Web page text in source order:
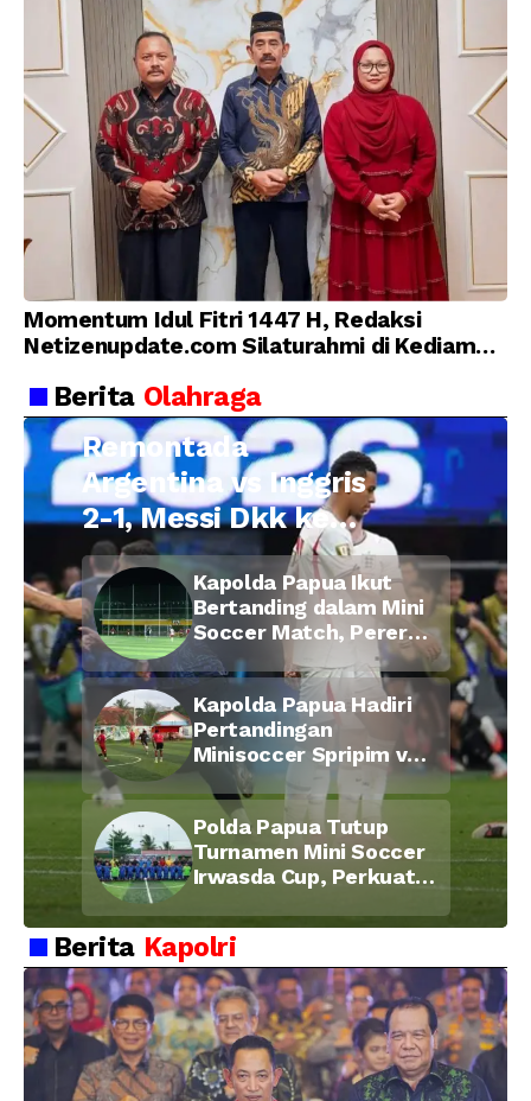
Momentum Idul Fitri 1447 H, Redaksi
Netizenupdate.com Silaturahmi di Kediaman
Berita Olahraga
Remontada
Argentina vs Inggris
2-1, Messi Dkk ke
Final Piala Dunia
2026
Kapolda Papua Ikut
Bertanding dalam Mini
Soccer Match, Pererat
Kebersamaan Personel
di Bulan Ramadan
Kapolda Papua Hadiri
Pertandingan
Minisoccer Spripim vs
Bid Propam, Pererat
Soliditas dan
Kebersamaan Personel
Polda Papua Tutup
Turnamen Mini Soccer
Irwasda Cup, Perkuat
Kebersamaan Personel
Berita Kapolri